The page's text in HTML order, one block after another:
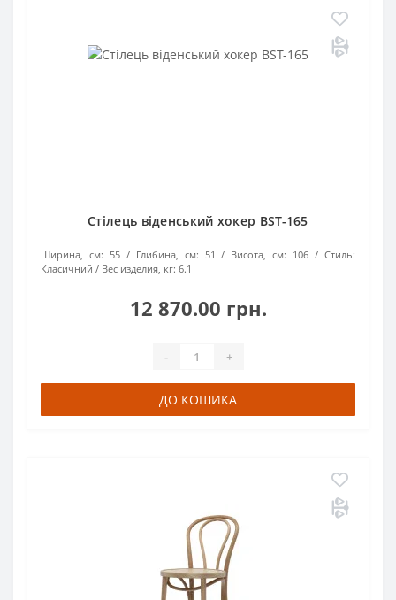
Стілець віденський хокер BST-165
Ширина, см: 55 Глибина, см: 51 Висота, см: 106
Стиль:
Класичний
Вес изделия, кг: 6.1
12 870.00 грн.
- +
ДО КОШИКА